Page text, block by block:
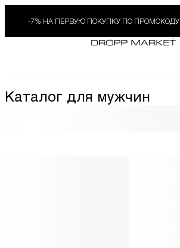
-7% НА ПЕРВУЮ ПОКУПКУ ПО ПРОМОКОДУ
Каталог для мужчин